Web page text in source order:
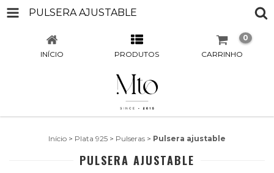
PULSERA AJUSTABLE
INÍCIO PRODUTOS CARRINHO
0
Início > Plata 925 > Pulseras > Pulsera ajustable
PULSERA AJUSTABLE